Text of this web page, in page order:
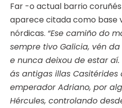
Far -o actual barrio
aparece citada como base
nórdicas. “Ese camiño do
sempre tivo Galicia, vén
e nunca deixou de estar
ás antigas illas Casitérides
emperador Adriano, por
Hércules, controlando